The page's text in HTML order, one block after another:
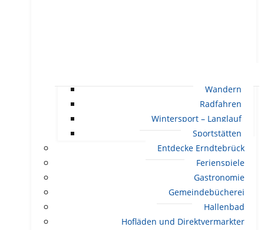
Wandern
Radfahren
Wintersport – Langlauf
Sportstätten
Entdecke Erndtebrück
Ferienspiele
Gastronomie
Gemeindebücherei
Hallenbad
Hofläden und Direktvermarkter